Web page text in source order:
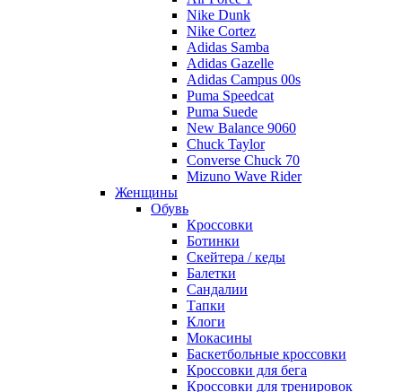
Nike Dunk
Nike Cortez
Adidas Samba
Adidas Gazelle
Adidas Campus 00s
Puma Speedcat
Puma Suede
New Balance 9060
Chuck Taylor
Converse Chuck 70
Mizuno Wave Rider
Женщины
Обувь
Кроссовки
Ботинки
Скейтера / кеды
Балетки
Сандалии
Тапки
Клоги
Мокасины
Баскетбольные кроссовки
Кроссовки для бега
Кроссовки для тренировок